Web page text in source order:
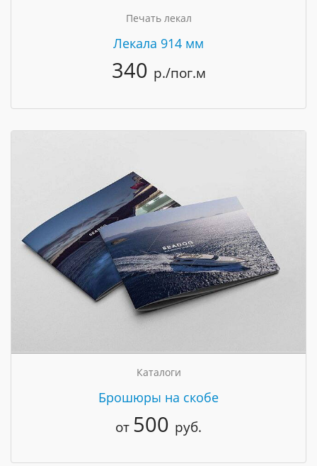
Печать лекал
Лекала 914 мм
340 р./пог.м
Каталоги
Брошюры на скобе
от 500 руб.